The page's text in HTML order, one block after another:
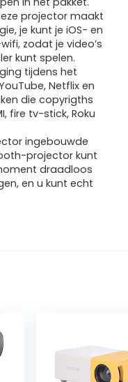
projector maakt
je kunt je iOS- en
zodat je video’s
kunt spelen.
tijdens het
Netflix en
die copyrigths
fire tv-stick, Roku
ingebouwde
projector kunt
draadloos
en u kunt echt